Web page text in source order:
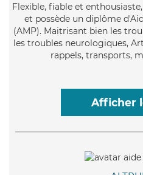
Flexible, fiable et
et possède un diplôme
(AMP). Maitrisant bien les
les troubles neurologiques,
rappels, transports,
Afficher